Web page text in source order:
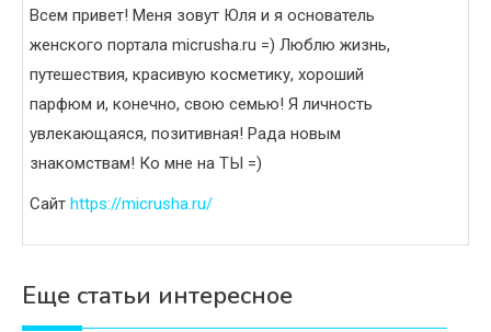
Всем привет! Меня зовут Юля и я основатель
женского портала micrusha.ru =) Люблю жизнь,
путешествия, красивую косметику, хороший
парфюм и, конечно, свою семью! Я личность
увлекающаяся, позитивная! Рада новым
знакомствам! Ко мне на ТЫ =)
Сайт https://micrusha.ru/
Еще статьи интересное